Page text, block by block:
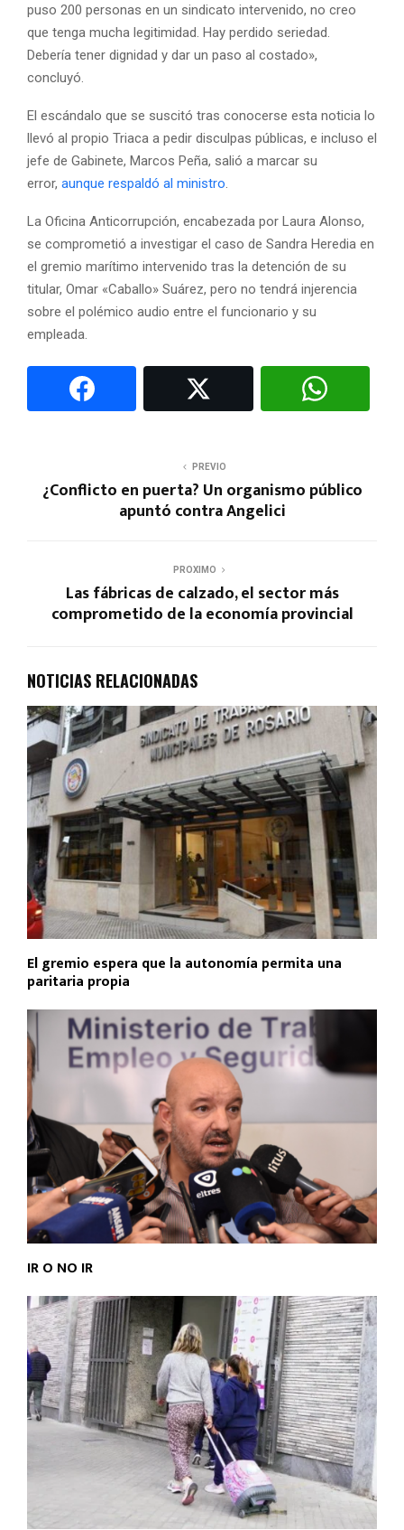
puso 200 personas en un sindicato intervenido, no creo
que tenga mucha legitimidad. Hay perdido seriedad.
Debería tener dignidad y dar un paso al costado»,
concluyó.
El escándalo que se suscitó tras conocerse esta noticia lo
llevó al propio Triaca a pedir disculpas públicas, e incluso el
jefe de Gabinete, Marcos Peña, salió a marcar su
error, aunque respaldó al ministro
La Oficina Anticorrupción, encabezada por Laura Alonso,
se comprometió a investigar el caso de Sandra Heredia en
el gremio marítimo intervenido tras la detención de su
titular, Omar «Caballo» Suárez, pero no tendrá injerencia
sobre el polémico audio entre el funcionario y su
empleada.
PREVIO
¿Conflicto en puerta? Un organismo público
apuntó contra Angelici
PROXIMO
Las fábricas de calzado, el sector más
comprometido de la economía provincial
NOTICIAS RELACIONADAS
El gremio espera que la autonomía permita una
paritaria propia
IR O NO IR